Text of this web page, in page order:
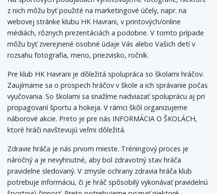
z nich môžu byť použité na marketingové účely, napr. na
webovej stránke klubu HK Havrani, v printových/online
médiách, rôznych prezentáciách a podobne. V tomto prípade
môžu byť zverejnené osobné údaje Vás alebo Vašich detí v
rozsahu fotografia, meno, priezvisko, ročník.
Pre klub HK Havrani je dôležitá spolupráca so školami hráčov.
Zaujímame sa o prospech hráčov v škole a ich správanie počas
vyučovania. So školami sa snažíme nadviazať spoluprácu aj pri
propagovaní športu a hokeja. V rámci škôl organizujeme
náborové akcie. Preto je pre nás INFORMÁCIA O ŠKOLÁCH,
ktoré hráči navštevujú veľmi dôležitá.
Zdravie hráča je nás prvom mieste. Tréningový proces je
náročný a je nevyhnutné, aby bol zdravotný stav hráča
pravidelne sledovaný. V zmysle ochrany zdravia hráča klub
potrebuje informáciu, či je hráč spôsobilý vykonávať pravidelnú